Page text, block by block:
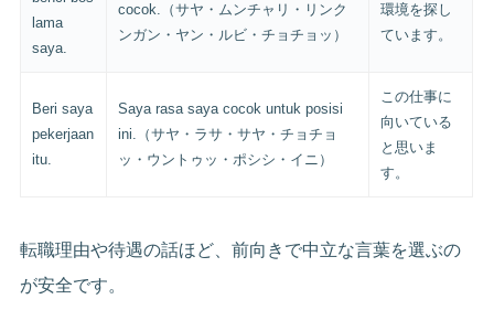
lama
saya.
cocok.（サヤ・ムンチャリ・リンク
ンガン・ヤン・ルビ・チョチョッ）
環境を探し
ています。
Beri saya
pekerjaan
itu.
Saya rasa saya cocok untuk posisi
ini.（サヤ・ラサ・サヤ・チョチョ
ッ・ウントゥッ・ポシシ・イニ）
この仕事に
向いている
と思いま
す。
転職理由や待遇の話ほど、前向きで中立な言葉を選ぶの
が安全です。